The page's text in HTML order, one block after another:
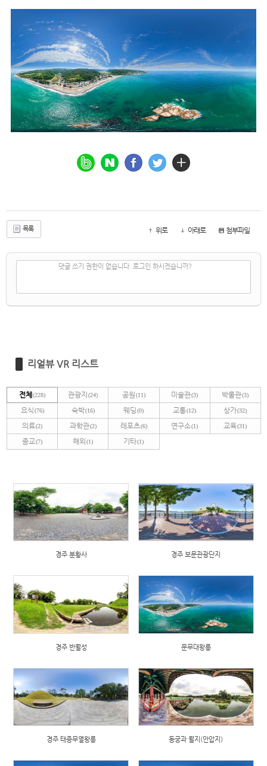
목록 위로 아래로 첨부파일
댓글 쓰기 권한이 없습니다. 로그인 하시겠습니까?
리얼뷰 VR 리스트
전체(228) 관광지 (24) 공원(11) 미술관(3) 박물관(3)
요식(76) 숙박(16) 웨딩 (0) 교통(12) 상가(32)
의료(2) 과학관(2) 레포츠(6) 연구소(1) 교육(31)
종교(7) 해외 (1) 기타(1)
경주 분황사 경주 보문관광단지
경주 반월성 문무대왕릉
경주 태종무열왕릉 동궁과 월지(안압지)